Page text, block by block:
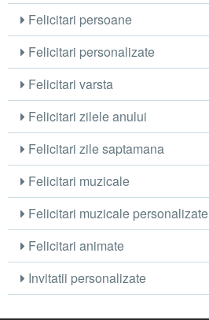
Felicitari persoane
Felicitari personalizate
Felicitari varsta
Felicitari zilele anului
Felicitari zile saptamana
Felicitari muzicale
Felicitari muzicale personalizate
Felicitari animate
Invitatii personalizate